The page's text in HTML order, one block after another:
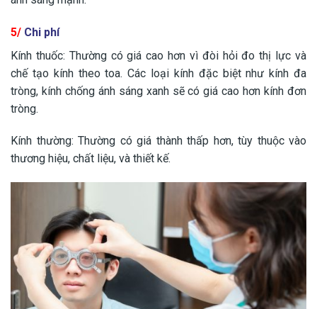
5/ Chi phí
Kính thuốc: Thường có giá cao hơn vì đòi hỏi đo thị lực và
chế tạo kính theo toa. Các loại kính đặc biệt như kính đa
tròng, kính chống ánh sáng xanh sẽ có giá cao hơn kính đơn
tròng.
Kính thường: Thường có giá thành thấp hơn, tùy thuộc vào
thương hiệu, chất liệu, và thiết kế.